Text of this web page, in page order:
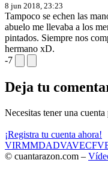
8 jun 2018, 23:23
Tampoco se echen las
abuelo me llevaba a los
pintados. Siempre nos
hermano xD.
-7
Deja tu
Necesitas tener una
¡Registra tu cuenta ahora!
VIRMMDADVAVECF
© cuantarazon.com –